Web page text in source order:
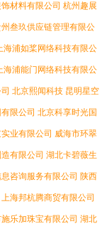
材料有限公司 杭州趣展
叁玖供应链管理有限公
海浦如桨网络科技有限公
海浦能门网络科技有限公
北京熙闻科技 昆明星空
限公司 北京科享时光国
业有限公司 威海市环翠
有限公司 湖北卡碧薇生
咨询服务有限公司 陕西
上海邦杭腾商贸有限公司
乐加珠宝有限公司 湖北